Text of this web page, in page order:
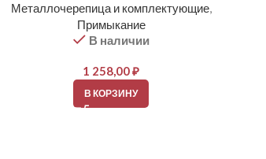
Металлочерепица и комплектующие,
Примыкание
В наличии
1 258,00₽
В КОРЗИНУ